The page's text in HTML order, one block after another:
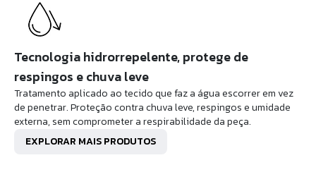
Tecnologia hidrorrepelente, protege de
respingos e chuva leve
Tratamento aplicado ao tecido que faz a água escorrer em vez
de penetrar. Proteção contra chuva leve, respingos e umidade
externa, sem comprometer a respirabilidade da peça.
EXPLORAR MAIS PRODUTOS